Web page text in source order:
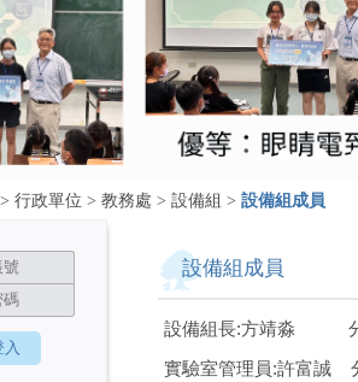
> 行政單位 > 教務處 > 設備組 > 設備組成員
設備組成員
設備組長:方靖淼
實驗室管理員:許富誠